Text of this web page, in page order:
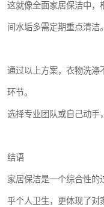
这就像全面家居保洁中，
间水垢多需定期重点清洁。
通过以上方案，衣物洗涤
环节。
选择专业团队或自己动手
结语
家居保洁是一个综合性
乎个人卫生，更体现了对